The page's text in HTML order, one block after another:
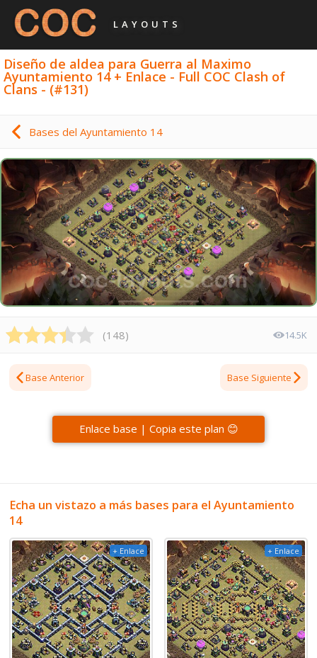
LAYOUTS
Diseño de aldea para Guerra al Maximo
Ayuntamiento 14 + Enlace - Full COC Clash of
Clans - (#131)
Bases del Ayuntamiento 14
(148) 14.5K
Base Anterior Base Siguiente
Enlace base | Copia este plan 😊
Echa un vistazo a más bases para el Ayuntamiento
14
+ Enlace + Enlace